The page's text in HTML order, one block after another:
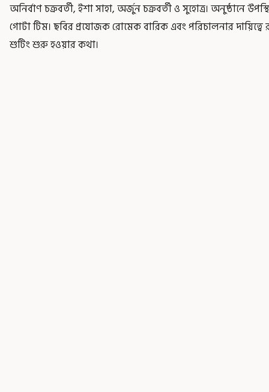
অনির্বাণ চক্রবর্তী, ইশা সাহা, অর্জুন চক্রবর্তী ও সুহোত্র। অনুষ্ঠানে
গোটা টিম। ছবির প্রযোজক রোমেক বারিক এবং পরিচালনার
শুটিং শুরু হওয়ার কথা।